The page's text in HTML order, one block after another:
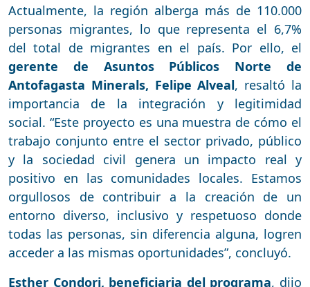
Actualmente, la región alberga más de 110.000
personas migrantes, lo que representa el 6,7%
del total de migrantes en el país. Por ello, el
gerente de Asuntos Públicos Norte de
Antofagasta Minerals, Felipe Alveal, resaltó la
importancia de la integración y legitimidad
social. “Este proyecto es una muestra de cómo el
trabajo conjunto entre el sector privado, público
y la sociedad civil genera un impacto real y
positivo en las comunidades locales. Estamos
orgullosos de contribuir a la creación de un
entorno diverso, inclusivo y respetuoso donde
todas las personas, sin diferencia alguna, logren
acceder a las mismas oportunidades”, concluyó.
Esther Condori, beneficiaria del programa, dijo